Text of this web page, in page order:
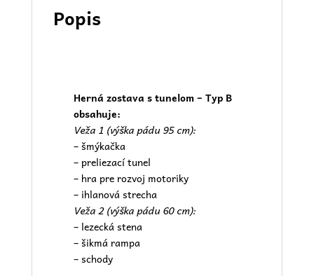
Popis
Herná zostava s tunelom – Typ B
obsahuje:
Veža 1 (výška pádu 95 cm):
– šmýkačka
– preliezací tunel
– hra pre rozvoj motoriky
– ihlanová strecha
Veža 2 (výška pádu 60 cm):
– lezecká stena
– šikmá rampa
– schody